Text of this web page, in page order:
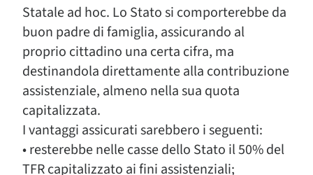
Statale ad hoc. Lo Stato si comporterebbe da
buon padre di famiglia, assicurando al
proprio cittadino una certa cifra, ma
destinandola direttamente alla contribuzione
assistenziale, almeno nella sua quota
capitalizzata.
I vantaggi assicurati sarebbero i seguenti:
• resterebbe nelle casse dello Stato il 50% del
TFR capitalizzato ai fini assistenziali;